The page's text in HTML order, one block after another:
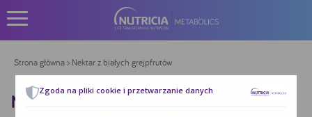
Strona główna> Nektar z białych grejpfrutów
NEKTAR Z BIAŁYCH GREJPFRUTÓW
Zgoda na pliki cookie i przetwarzanie danych